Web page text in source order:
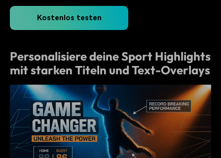
Kostenlos testen
Personalisiere deine Sport Highlights
mit starken Titeln und Text-Overlays